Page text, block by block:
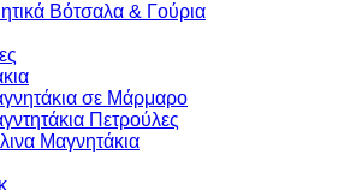
Βότσαλα & Γούρια
σε Μάρμαρο
Πετρούλες
Μαγνητάκια